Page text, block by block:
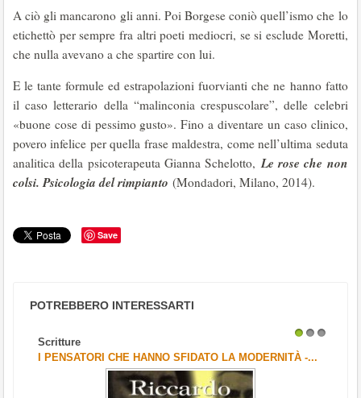
A ciò gli mancarono gli anni. Poi Borgese coniò quell’ismo che lo
etichettò per sempre fra altri poeti mediocri, se si esclude Moretti,
che nulla avevano a che spartire con lui.
E le tante formule ed estrapolazioni fuorvianti che ne hanno fatto
il caso letterario della “malinconia crespuscolare”, delle celebri
«buone cose di pessimo gusto». Fino a diventare un caso clinico,
povero infelice per quella frase maldestra, come nell’ultima seduta
analitica della psicoterapeuta Gianna Schelotto,Le rose che non
colsi. Psicologia del rimpianto (Mondadori, Milano, 2014).
Save
POTREBBERO INTERESSARTI
Scritture
I PENSATORI CHE HANNO SFIDATO LA MODERNITÀ -...